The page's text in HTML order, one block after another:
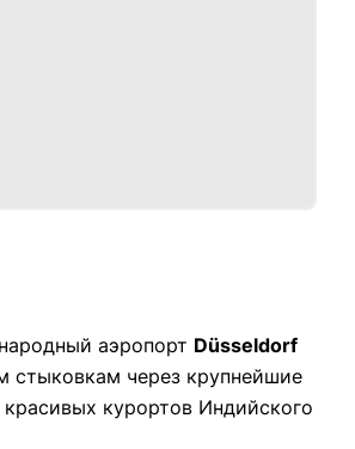
аэропорт Düsseldorf
стыковкам через крупнейшие
курортов Индийского